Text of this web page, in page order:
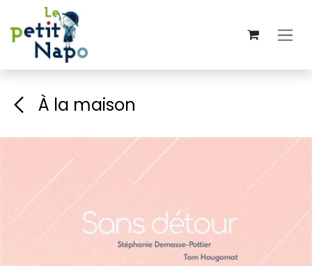
Se rendre au contenu
À la maison